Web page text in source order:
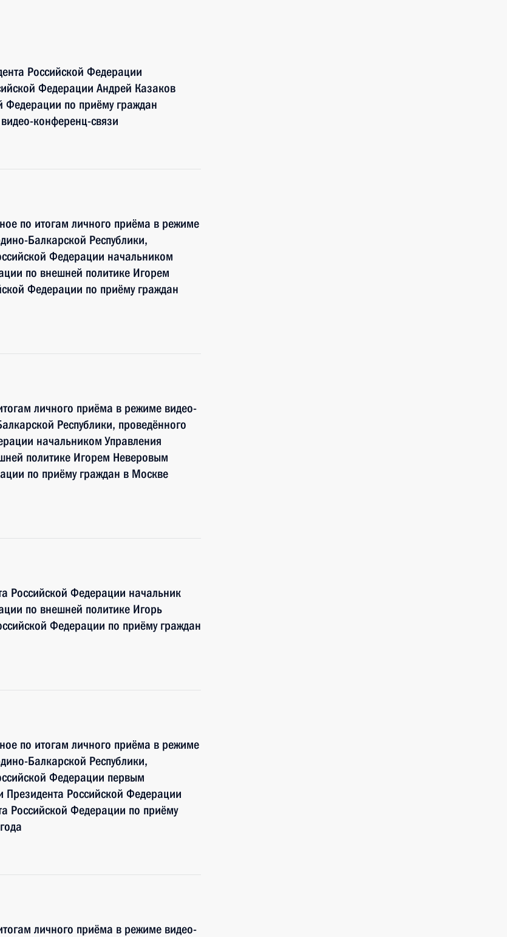
Российской Федерации
Федерации Андрей Казаков
Федерации по приёму граждан
конференц-связи
по итогам личного приёма в режиме
Балкарской Республики,
Федерации начальником
по внешней политике Игорем
Федерации по приёму граждан
личного приёма в режиме видео-
Республики, проведённого
начальником Управления
политике Игорем Неверовым
по приёму граждан в Москве
Российской Федерации начальник
по внешней политике Игорь
Федерации по приёму граждан
по итогам личного приёма в режиме
Балкарской Республики,
Федерации первым
Президента Российской Федерации
Российской Федерации по приёму
личного приёма в режиме видео-